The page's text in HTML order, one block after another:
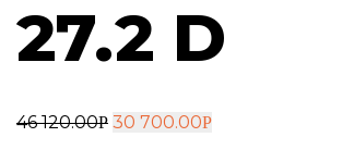
27.2 D
46 120.00Р 30 700.00Р